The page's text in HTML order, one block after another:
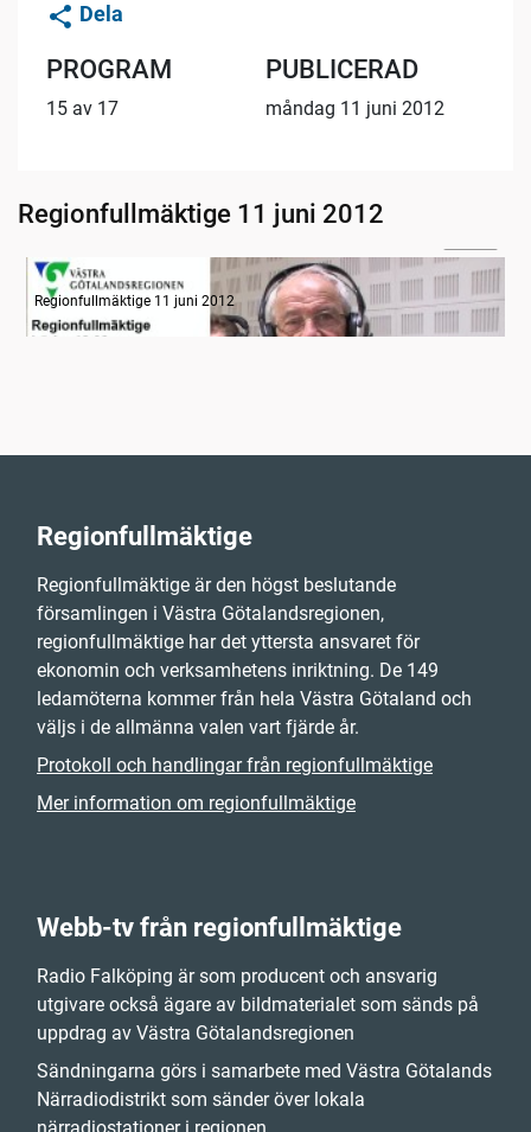
Dela
PROGRAM
15 av 17
PUBLICERAD
måndag 11 juni 2012
Regionfullmäktige 11 juni 2012
Radion informerar, del 1
Regionfullmäktige 11 juni 2012
Regionfullmäktige
Regionfullmäktige är den högst beslutande
församlingen i Västra Götalandsregionen,
regionfullmäktige har det yttersta ansvaret för
ekonomin och verksamhetens inriktning. De 149
ledamöterna kommer från hela Västra Götaland och
väljs i de allmänna valen vart fjärde år.
Protokoll och handlingar från regionfullmäktige
Mer information om regionfullmäktige
Webb-tv från regionfullmäktige
Radio Falköping är som producent och ansvarig
utgivare också ägare av bildmaterialet som sänds på
uppdrag av Västra Götalandsregionen
Sändningarna görs i samarbete med Västra Götalands
Närradiodistrikt som sänder över lokala